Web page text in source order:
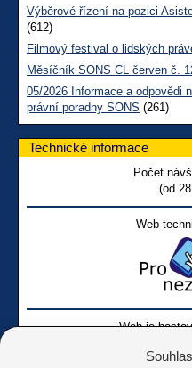
Výběrové řízení na pozici
(612)
Filmový festival o lidských
Měsíčník SONS CL červen č.
05/2026 Informace a odpovědi
právní poradny SONS (261)
Technické informace
Počet
(od
Web
Web je